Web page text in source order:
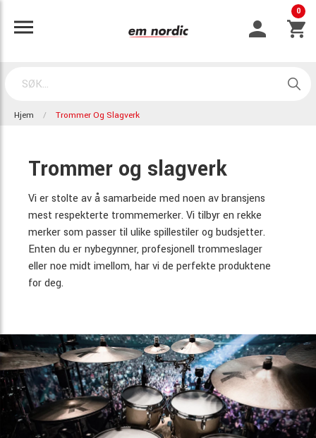
0
Hjem Trommer Og Slagverk
Trommer og slagverk
Vi er stolte av å samarbeide med noen av bransjens
mest respekterte trommemerker. Vi tilbyr en rekke
merker som passer til ulike spillestiler og budsjetter.
Enten du er nybegynner, profesjonell trommeslager
eller noe midt imellom, har vi de perfekte produktene
for deg.